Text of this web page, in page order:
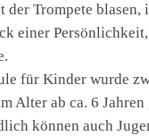
der Trompete blasen,
einer
für Kinder wurde
Alter ab ca. 6 Jahren
können auch